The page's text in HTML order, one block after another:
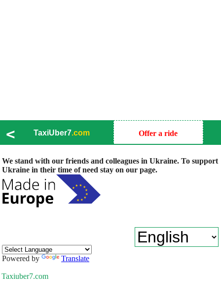
< TaxiUber7.com Offer a ride
We stand with our friends and colleagues in Ukraine. To support
Ukraine in their time of need stay on our page.
Powered by Translate
Taxiuber7.com